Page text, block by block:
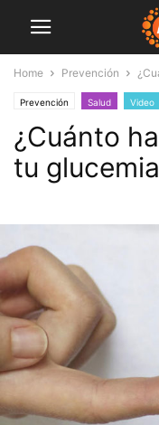
Home Prevención
Prevención Salud Video
¿Cuánto
tu